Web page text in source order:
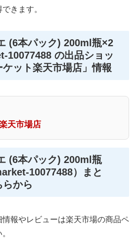
きます。
(6本パック) 200ml瓶×2
10077488 の出品ショッ
ット楽天市場店」情報
天市場店
(6本パック) 200ml瓶
10077488）まと
らから
報やレビューは楽天市場の商品ペ